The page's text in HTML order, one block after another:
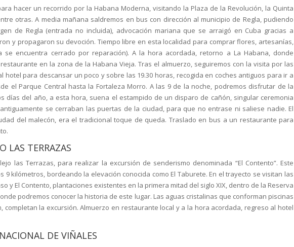
hacer un recorrido por la Habana Moderna, visitando la Plaza de la Revolución, la Quinta
otras. A media mañana saldremos en bus con dirección al municipio de Regla, pudiendo
de Regla (entrada no incluida), advocación mariana que se arraigó en Cuba gracias a
y propagaron su devoción. Tiempo libre en esta localidad para comprar flores, artesanías,
se encuentra cerrado por reparación). A la hora acordada, retorno a La Habana, donde
en la zona de la Habana Vieja. Tras el almuerzo, seguiremos con la visita por las
hotel para descansar un poco y sobre las 19.30 horas, recogida en coches antiguos para ir a
el Parque Central hasta la Fortaleza Morro. A las 9 de la noche, podremos disfrutar de la
días del año, a esta hora, suena el estampido de un disparo de cañón, singular ceremonia
se cerraban las puertas de la ciudad, para que no entrase ni saliese nadie. El
del malecón, era el tradicional toque de queda. Traslado en bus a un restaurante para
LAS TERRAZAS
las Terrazas, para realizar la excursión de senderismo denominada “El Contento”. Este
kilómetros, bordeando la elevación conocida como El Taburete. En el trayecto se visitan las
y El Contento, plantaciones existentes en la primera mitad del siglo XIX, dentro de la Reserva
podremos conocer la historia de este lugar. Las aguas cristalinas que conforman piscinas
completan la excursión. Almuerzo en restaurante local y a la hora acordada, regreso al hotel
DE VIÑALES